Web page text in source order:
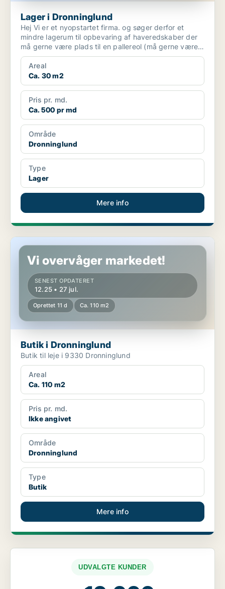
Lager i Dronninglund
Hej Vi er et nyopstartet firma. og søger derfor et
mindre lagerum til opbevaring af haveredskaber der
må gerne være plads til en pallereol (må gerne være
der...
Areal
Ca. 30 m2
Pris pr. md.
Ca. 500 pr md
Område
Dronninglund
Type
Lager
Mere info
Butik i Dronninglund
Vi overvåger markedet!
SENEST OPDATERET
12.25 • 27 jul.
Oprettet 11 d Ca. 110 m2
Butik i Dronninglund
Butik til leje i 9330 Dronninglund
Areal
Ca. 110 m2
Pris pr. md.
Ikke angivet
Område
Dronninglund
Type
Butik
Mere info
UDVALGTE KUNDER